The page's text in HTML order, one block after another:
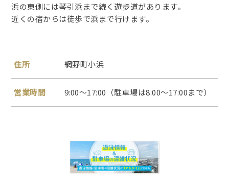
浜の東側には琴引浜まで続く遊歩道があります。
近くの宿からは徒歩で浜まで行けます。
住所 網野町小浜
営業時間 9:00～17:00（駐車場は8:00～17:00まで）